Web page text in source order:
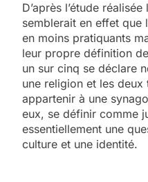
D’après l’étude
semblerait en effet que
en moins pratiquants
leur propre définition
un sur cinq se déclare
une religion et les deux
appartenir à une
eux, se définir comme
essentiellement une
culture et une identité.